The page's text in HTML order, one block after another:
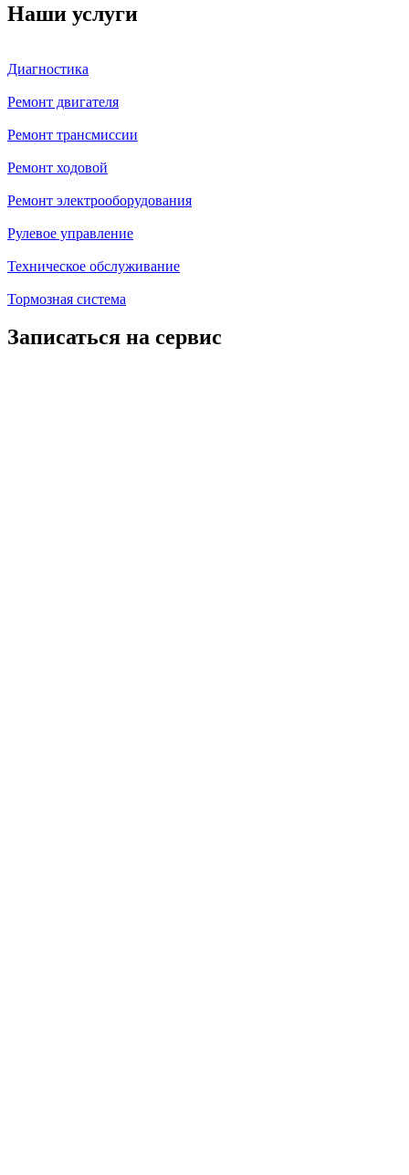
Наши услуги
Диагностика
Ремонт двигателя
Ремонт трансмиссии
Ремонт ходовой
Ремонт электрооборудования
Рулевое управление
Техническое обслуживание
Тормозная система
Записаться на сервис